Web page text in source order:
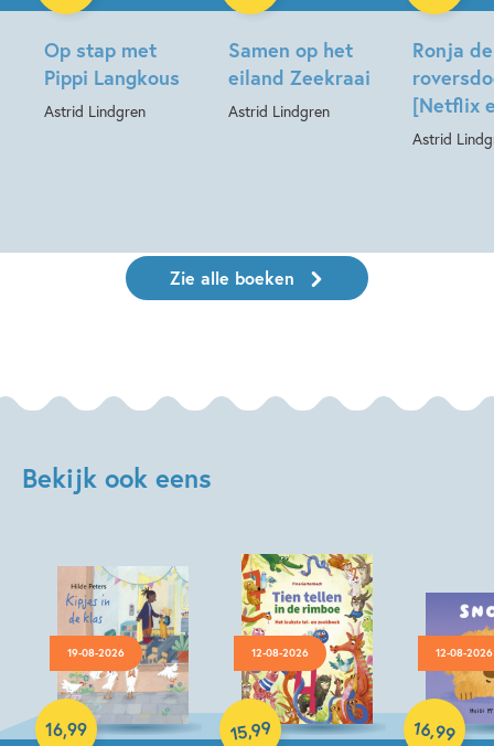
Op stap met
Pippi Langkous
Astrid Lindgren
Samen op het
eiland Zeekraai
Astrid Lindgren
Ronja de
[Netflix
Astrid
Zie alle boeken
Bekijk ook eens
19-08-2026
16,99
Hardcover
12-08-2026
15,99
Hardcover
12-08-2026
16,99
Hardcover